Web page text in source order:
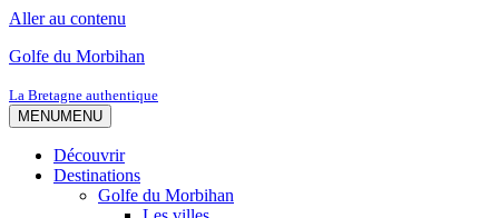
Aller au contenu
Golfe du Morbihan
La Bretagne authentique
MENUMENU
Découvrir
Destinations
Golfe du Morbihan